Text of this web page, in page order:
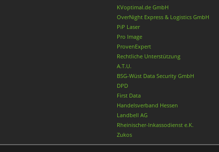
KVoptimal.de GmbH
OverNight Express & Logistics GmbH
PiP Laser
Pro Image
ProvenExpert
Rechtliche Unterstützung
A.T.U.
BSG-Wüst Data Security GmbH
DPD
First Data
Handelsverband Hessen
Landbell AG
Rheinischer-Inkassodienst e.K.
Zukos